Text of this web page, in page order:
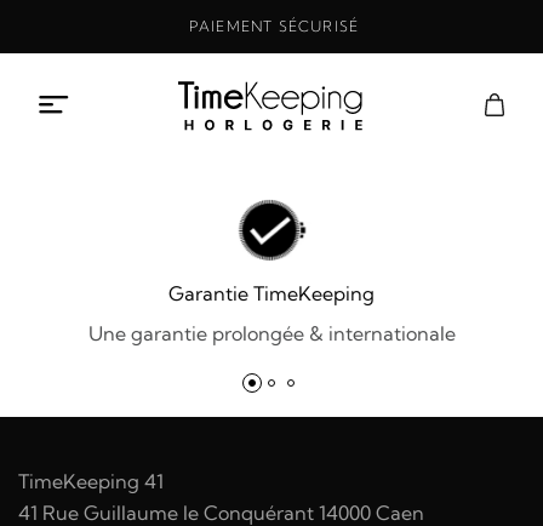
PAIEMENT SÉCURISÉ
Garantie TimeKeeping
Une garantie prolongée & internationale
TimeKeeping 41
41 Rue Guillaume le Conquérant 14000 Caen